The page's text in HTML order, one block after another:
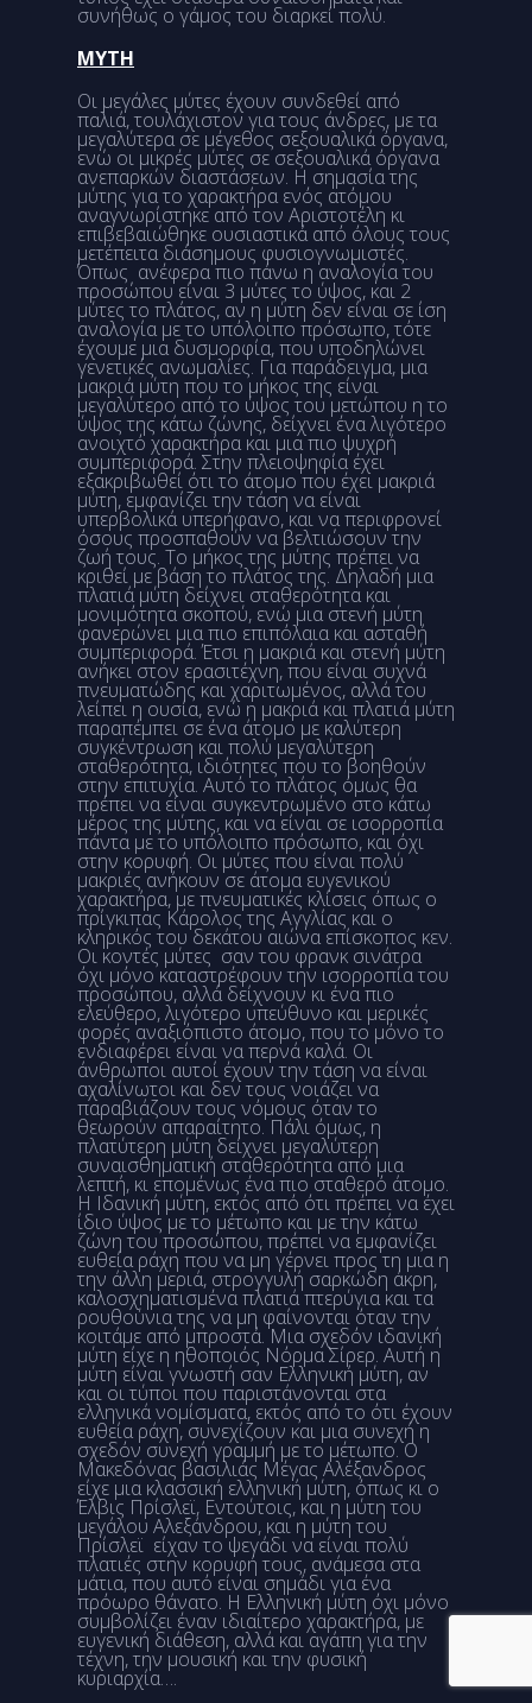
συνήθως ο γάμος του διαρκεί πολύ.
ΜΥΤΗ
Οι μεγάλες μύτες έχουν συνδεθεί από
παλιά, τουλάχιστον για τους άνδρες, με τα
μεγαλύτερα σε μέγεθος σεξουαλικά όργανα,
ενώ οι μικρές μύτες σε σεξουαλικά όργανα
ανεπαρκών διαστάσεων. Η σημασία της
μύτης για το χαρακτήρα ενός ατόμου
αναγνωρίστηκε από τον Αριστοτέλη κι
επιβεβαιώθηκε ουσιαστικά από όλους τους
μετέπειτα διάσημους φυσιογνωμιστές.
Όπως ανέφερα πιο πάνω η αναλογία του
προσώπου είναι 3 μύτες το ύψος, και 2
μύτες το πλάτος, αν η μύτη δεν είναι σε ίση
αναλογία με το υπόλοιπο πρόσωπο, τότε
έχουμε μια δυσμορφία, που υποδηλώνει
γενετικές ανωμαλίες. Για παράδειγμα, μια
μακριά μύτη που το μήκος της είναι
μεγαλύτερο από το ύψος του μετώπου η το
ύψος της κάτω ζώνης, δείχνει ένα λιγότερο
ανοιχτό χαρακτήρα και μια πιο ψυχρή
συμπεριφορά. Στην πλειοψηφία έχει
εξακριβωθεί ότι το άτομο που έχει μακριά
μύτη, εμφανίζει την τάση να είναι
υπερβολικά υπερήφανο, και να περιφρονεί
όσους προσπαθούν να βελτιώσουν την
ζωή τους. Το μήκος της μύτης πρέπει να
κριθεί με βάση το πλάτος της. Δηλαδή μια
πλατιά μύτη δείχνει σταθερότητα και
μονιμότητα σκοπού, ενώ μια στενή μύτη
φανερώνει μια πιο επιπόλαια και ασταθή
συμπεριφορά. Έτσι η μακριά και στενή μύτη
ανήκει στον ερασιτέχνη, που είναι συχνά
πνευματώδης και χαριτωμένος, αλλά του
λείπει η ουσία, ενώ η μακριά και πλατιά μύτη
παραπέμπει σε ένα άτομο με καλύτερη
συγκέντρωση και πολύ μεγαλύτερη
σταθερότητα, ιδιότητες που το βοηθούν
στην επιτυχία. Αυτό το πλάτος όμως θα
πρέπει να είναι συγκεντρωμένο στο κάτω
μέρος της μύτης, και να είναι σε ισορροπία
πάντα με το υπόλοιπο πρόσωπο, και όχι
στην κορυφή. Οι μύτες που είναι πολύ
μακριές ανήκουν σε άτομα ευγενικού
χαρακτήρα, με πνευματικές κλίσεις όπως ο
πρίγκιπας Κάρολος της Αγγλίας και ο
κληρικός του δεκάτου αιώνα επίσκοπος κεν.
Οι κοντές μύτες σαν του φρανκ σινάτρα
όχι μόνο καταστρέφουν την ισορροπία του
προσώπου, αλλά δείχνουν κι ένα πιο
ελεύθερο, λιγότερο υπεύθυνο και μερικές
φορές αναξιόπιστο άτομο, που το μόνο το
ενδιαφέρει είναι να περνά καλά. Οι
άνθρωποι αυτοί έχουν την τάση να είναι
αχαλίνωτοι και δεν τους νοιάζει να
παραβιάζουν τους νόμους όταν το
θεωρούν απαραίτητο. Πάλι όμως, η
πλατύτερη μύτη δείχνει μεγαλύτερη
συναισθηματική σταθερότητα από μια
λεπτή, κι επομένως ένα πιο σταθερό άτομο.
Η Ιδανική μύτη, εκτός από ότι πρέπει να έχει
ίδιο ύψος με το μέτωπο και με την κάτω
ζώνη του προσώπου, πρέπει να εμφανίζει
ευθεία ράχη που να μη γέρνει προς τη μια η
την άλλη μεριά, στρογγυλή σαρκώδη άκρη,
καλοσχηματισμένα πλατιά πτερύγια και τα
ρουθούνια της να μη φαίνονται όταν την
κοιτάμε από μπροστά. Μια σχεδόν ιδανική
μύτη είχε η ηθοποιός Νόρμα Σίρερ. Αυτή η
μύτη είναι γνωστή σαν Ελληνική μύτη, αν
και οι τύποι που παριστάνονται στα
ελληνικά νομίσματα, εκτός από το ότι έχουν
ευθεία ράχη, συνεχίζουν και μια συνεχή η
σχεδόν συνεχή γραμμή με το μέτωπο. Ο
Μακεδόνας βασιλιάς Μέγας Αλέξανδρος
είχε μια κλασσική ελληνική μύτη, όπως κι ο
Έλβις Πρίσλεϊ, Εντούτοις, και η μύτη του
μεγάλου Αλεξάνδρου, και η μύτη του
Πρίσλεϊ είχαν το ψεγάδι να είναι πολύ
πλατιές στην κορυφή τους, ανάμεσα στα
μάτια, που αυτό είναι σημάδι για ένα
πρόωρο θάνατο. Η Ελληνική μύτη όχι μόνο
συμβολίζει έναν ιδιαίτερο χαρακτήρα, με
ευγενική διάθεση, αλλά και αγάπη για την
τέχνη, την μουσική και την φυσική
κυριαρχία….